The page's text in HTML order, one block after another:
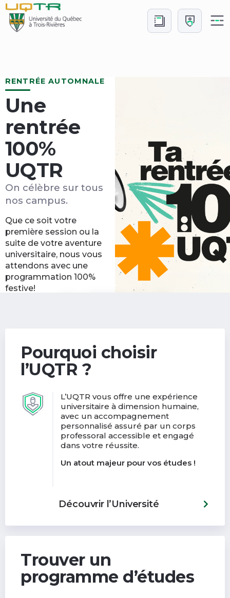
Aller
au
contenu
Aller
Connexion
Accueil
RENTRÉE AUTOMNALE
Une
rentrée
100%
UQTR
On célèbre sur tous
nos campus.
Que ce soit votre
première session ou la
suite de votre aventure
universitaire, nous vous
attendons avec une
programmation 100%
festive!
Pourquoi choisir
l’UQTR ?
L’UQTR vous offre une expérience
universitaire à dimension humaine,
avec un accompagnement
personnalisé assuré par un corps
professoral accessible et engagé
dans votre réussite.
Un atout majeur pour vos études !
Découvrir l’Université
Trouver un
programme d’études